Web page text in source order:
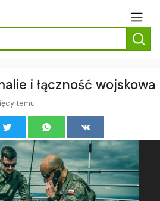
i łączność wojskowa
temu